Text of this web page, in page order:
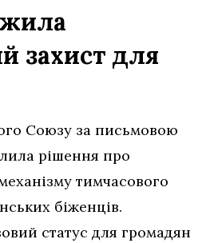
захист для
Союзу за письмовою
рішення про
тимчасового
біженців.
статус для громадян